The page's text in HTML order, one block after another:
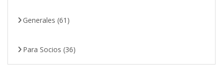
Generales (61)
Para Socios (36)